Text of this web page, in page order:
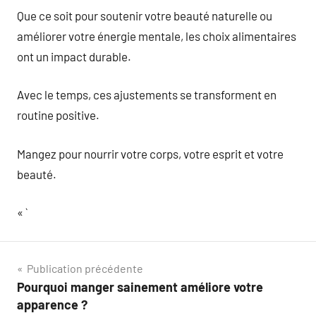
Que ce soit pour soutenir votre beauté naturelle ou
améliorer votre énergie mentale, les choix alimentaires
ont un impact durable.
Avec le temps, ces ajustements se transforment en
routine positive.
Mangez pour nourrir votre corps, votre esprit et votre
beauté.
« `
Navigation
de
Publication précédente
Pourquoi manger sainement améliore votre
apparence ?